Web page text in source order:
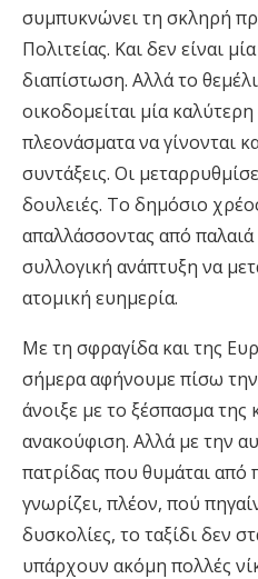
συμπυκνώνει τη σκληρή
Πολιτείας. Και δεν είναι
διαπίστωση. Αλλά το
οικοδομείται μία
πλεονάσματα να γίνονται
συντάξεις. Οι
δουλειές. Το δημόσιο
απαλλάσσοντας από παλαιά
συλλογική ανάπτυξη να
ατομική ευημερία.
Με τη σφραγίδα και της
σήμερα αφήνουμε πίσω
άνοιξε με το ξέσπασμα
ανακούφιση. Αλλά με την
πατρίδας που θυμάται από
γνωρίζει, πλέον, πού
δυσκολίες, το ταξίδι δεν
υπάρχουν ακόμη πολλές